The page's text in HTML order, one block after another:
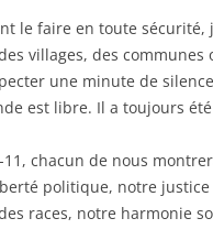
le faire en toute
villages, des
une minute de
est libre. Il a toujours
11, chacun de nous
politique, notre
races, notre harmonie